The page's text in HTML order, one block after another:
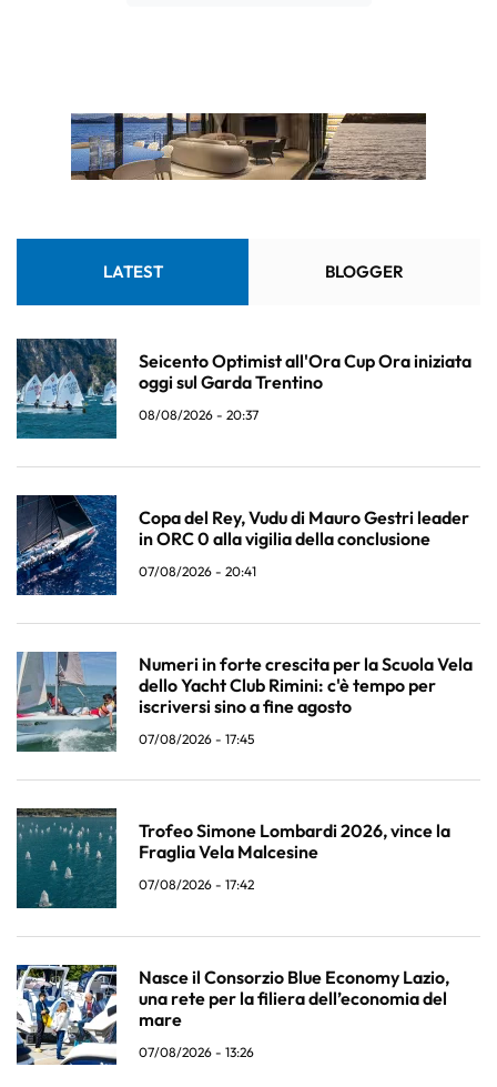
LATEST BLOGGER
Seicento Optimist all'Ora Cup Ora iniziata
oggi sul Garda Trentino
08/08/2026 - 20:37
Copa del Rey, Vudu di Mauro Gestri leader
in ORC 0 alla vigilia della conclusione
07/08/2026 - 20:41
Numeri in forte crescita per la Scuola Vela
dello Yacht Club Rimini: c'è tempo per
iscriversi sino a fine agosto
07/08/2026 - 17:45
Trofeo Simone Lombardi 2026, vince la
Fraglia Vela Malcesine
07/08/2026 - 17:42
Nasce il Consorzio Blue Economy Lazio,
una rete per la filiera dell’economia del
mare
07/08/2026 - 13:26